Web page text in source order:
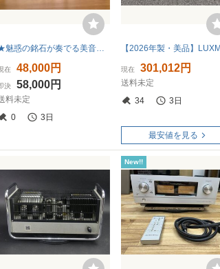
在 48,000円
決 58,000円
料未定
0
3日
現在 301,012円
送料未定
34
3日
最安値を見る
New!!